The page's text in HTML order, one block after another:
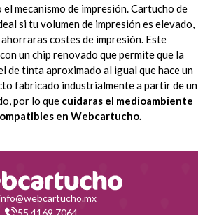
mecanismo de impresión. Cartucho de
si tu volumen de impresión es elevado,
costes de impresión. Este
un chip renovado que permite que la
de tinta aproximado al igual que hace un
fabricado industrialmente a partir de un
por lo que cuidaras el medioambiente
en Webcartucho.